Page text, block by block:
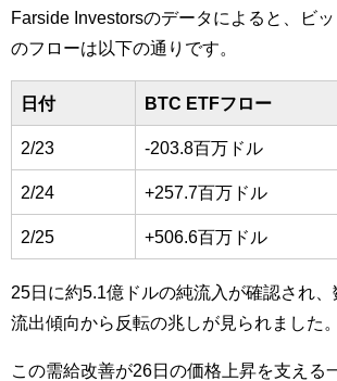
Farside Investorsのデータによると、ビ
のフローは以下の通りです。
日付 BTC ETFフロー
2/23 -203.8百万ドル
2/24 +257.7百万ドル
2/25 +506.6百万ドル
25日に約5.1億ドルの純流入が確認され
流出傾向から反転の兆しが見られました。
この需給改善が26日の価格上昇を支える